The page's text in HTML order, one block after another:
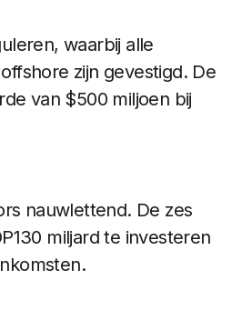
waarbij alle
zijn gevestigd. De
van $500 miljoen bij
nauwlettend. De zes
miljard te investeren